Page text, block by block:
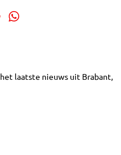
laatste nieuws uit Brabant,